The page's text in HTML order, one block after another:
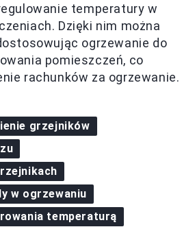
temperatury w
Dzięki nim można
ogrzewanie do
pomieszczeń, co
rachunków za ogrzewanie.
grzejników
w ogrzewaniu
temperaturą